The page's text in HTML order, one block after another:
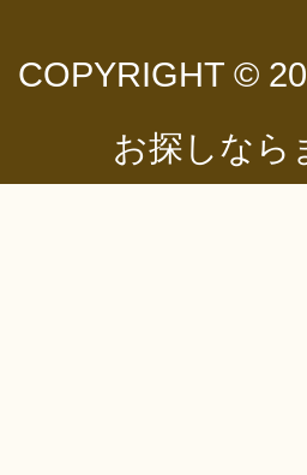
COPYRIGHT ©
お探しなら